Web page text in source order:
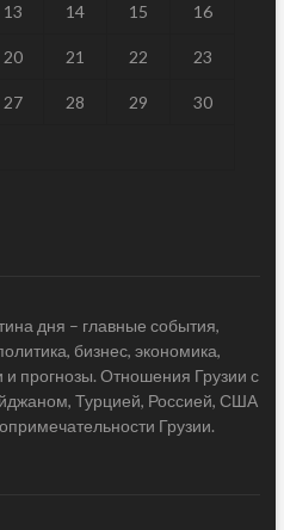
13 14 15 16
20 21 22 23
27 28 29 30
дня – главные события,
бизнес, экономика,
и прогнозы. Отношения Грузии с
Турцией, Россией, США
Грузии.